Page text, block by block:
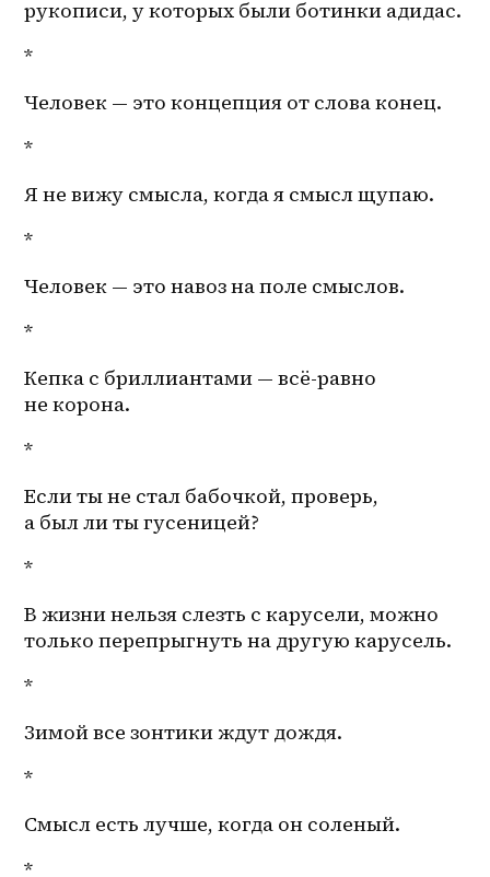
*
Человек — это концепция от слова конец.
*
Я не вижу смысла, когда я смысл щупаю.
*
Человек — это навоз на поле смыслов.
*
Кепка с бриллиантами — всё-равно
не корона.
*
Если ты не стал бабочкой, проверь,
а был ли ты гусеницей?
*
В жизни нельзя слезть с карусели, можно
только перепрыгнуть на другую карусель.
*
Зимой все зонтики ждут дождя.
*
Смысл есть лучше, когда он соленый.
*